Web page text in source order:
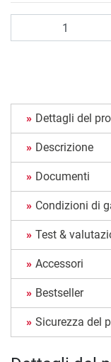
Dettagli del
Descrizione
Documenti
Condizioni di
Test &
Accessori
Bestseller
Sicurezza del